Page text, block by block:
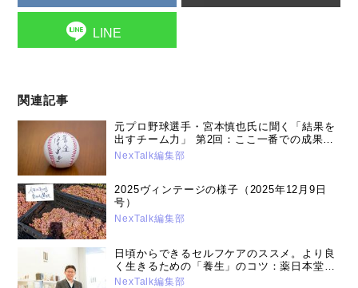
LINE
関連記事
元プロ野球選手・宮本慎也氏に聞く「結果を
出すチーム力」 第2回：ここ一番での成果を
出す心がけ（2016年02月09日号）
NexTalk編集部
2025ヴィンテージの様子（2025年12月9日
号）
NexTalk編集部
日頃からできるセルフケアのススメ。より良
く生きるための「養生」のコツ：薬日本堂漢
方スクール講師・薬剤師鈴木養平先生（2026
NexTalk編集部